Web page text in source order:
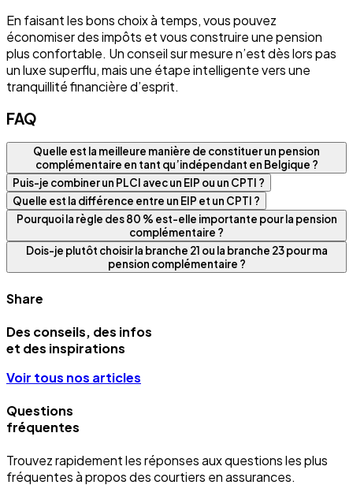
En faisant les bons choix à temps, vous pouvez
économiser des impôts et vous construire une pension
plus confortable. Un conseil sur mesure n’est dès lors pas
un luxe superflu, mais une étape intelligente vers une
tranquillité financière d’esprit.
FAQ
Quelle est la meilleure manière de constituer un pension
complémentaire en tant qu’indépendant en Belgique ?
Puis-je combiner un PLCI avec un EIP ou un CPTI ?
Quelle est la différence entre un EIP et un CPTI ?
Pourquoi la règle des 80 % est-elle importante pour la pension
complémentaire ?
Dois-je plutôt choisir la branche 21 ou la branche 23 pour ma
pension complémentaire ?
Share
Des conseils, des infos
et des inspirations
Voir tous nos articles
Questions
fréquentes
Trouvez rapidement les réponses aux questions les plus
fréquentes à propos des courtiers en assurances.